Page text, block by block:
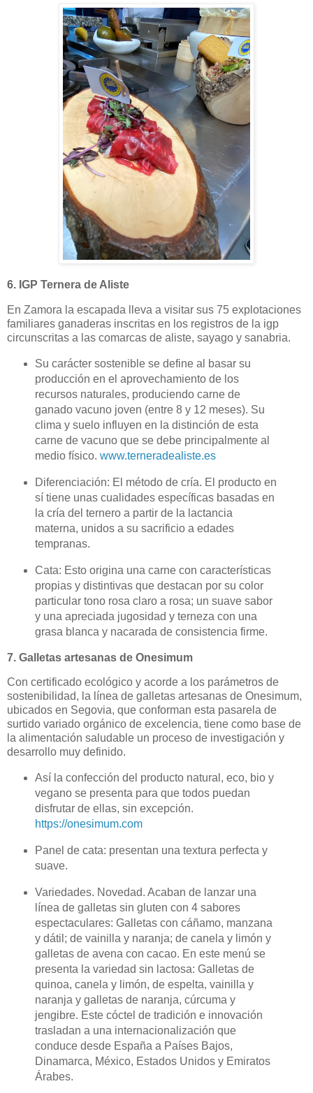
6. IGP Ternera de Aliste
En Zamora la escapada lleva a visitar sus 75 explotaciones
familiares ganaderas inscritas en los registros de la igp
circunscritas a las comarcas de aliste, sayago y sanabria.
Su carácter sostenible se define al
basar su
producción en el aprovechamiento de los
recursos naturales, produciendo carne de
ganado vacuno joven (entre 8 y 12 meses). Su
clima y suelo influyen en la distinción de esta
carne de vacuno que se debe principalmente al
medio físico. www.terneradealiste.es
Diferenciación: El método de cría. El producto en
sí tiene unas cualidades específicas basadas en
la cría del ternero a partir de la lactancia
materna, unidos a su sacrificio a edades
tempranas.
Cata: Esto origina una carne con características
propias y distintivas que destacan por su color
particular tono rosa claro a rosa; un suave sabor
y una apreciada jugosidad y terneza con una
grasa blanca y nacarada de consistencia firme.
7. Galletas artesanas de Onesimum
Con certificado ecológico y acorde a los parámetros de
sostenibilidad, la línea de galletas artesanas de Onesimum,
ubicados en Segovia, que conforman esta pasarela de
surtido variado orgánico de excelencia, tiene como base de
la alimentación saludable un proceso de investigación y
desarrollo muy definido.
Así la confección del producto natural, eco, bio y
vegano se presenta para que todos puedan
disfrutar de ellas, sin excepción.
https://onesimum.com
Panel de cata: presentan una textura perfecta y
suave.
Variedades. Novedad. Acaban de lanzar una
línea de galletas sin gluten con 4 sabores
espectaculares: Galletas con cáñamo, manzana
y dátil; de vainilla y naranja; de canela y limón y
galletas de avena con cacao. En este menú se
presenta la variedad sin lactosa: Galletas de
quinoa, canela y limón, de espelta, vainilla y
naranja y galletas de naranja, cúrcuma y
jengibre. Este cóctel de tradición e innovación
trasladan a una internacionalización que
conduce desde España a Países Bajos,
Dinamarca, México, Estados Unidos y Emiratos
Árabes.